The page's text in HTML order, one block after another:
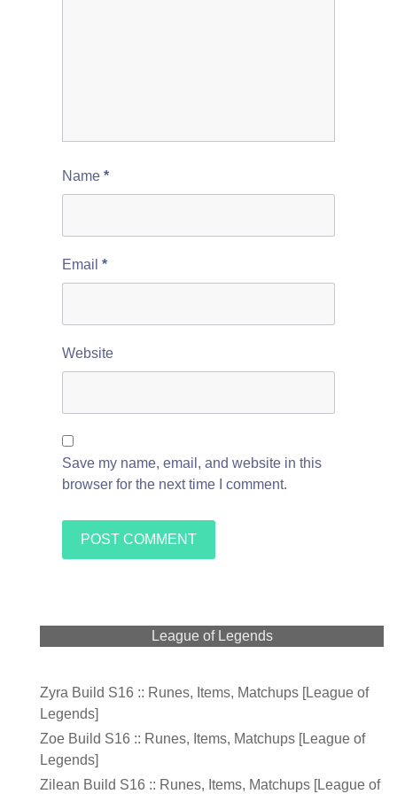
Name *
Email *
Website
Save my name, email, and website in this
browser for the next time I comment.
League of Legends
Zyra Build S16 :: Runes, Items, Matchups [League of
Legends]
Zoe Build S16 :: Runes, Items, Matchups [League of
Legends]
Zilean Build S16 :: Runes, Items, Matchups [League of